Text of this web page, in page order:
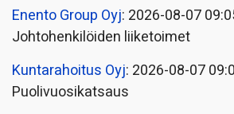
Enento Group Oyj: 2026-08-07
Johtohenkilöiden liiketoimet
Kuntarahoitus Oyj: 2026-08-07
Puolivuosikatsaus